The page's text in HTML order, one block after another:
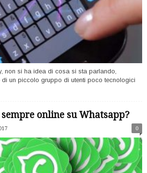
non si ha idea di cosa si sta parlando,
di un piccolo gruppo di utenti poco tecnologici
online su Whatsapp?
0